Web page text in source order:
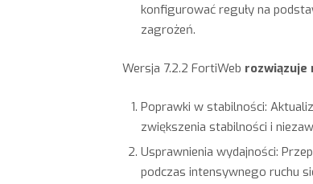
konfigurować reguły na
zagrożeń.
Wersja 7.2.2 FortiWeb rozwiązuje
Poprawki w stabilności:
zwiększenia stabilności i
Usprawnienia wydajności:
podczas intensywnego ruchu